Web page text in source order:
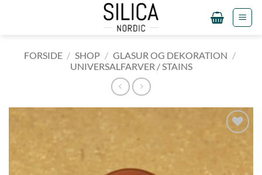
FORSIDE / SHOP / GLASUR OG DEKORATION /
UNIVERSALFARVER / STAINS
Tilføj til